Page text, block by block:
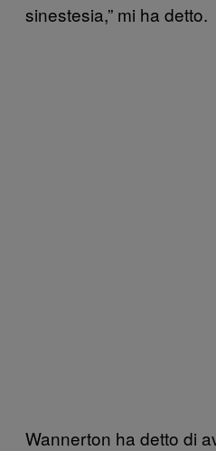
sinestesia,” mi ha detto.
Wannerton ha detto di